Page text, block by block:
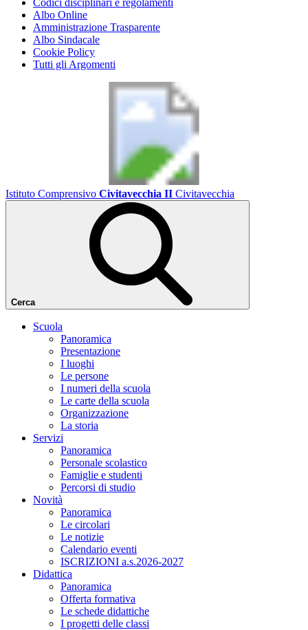
Codici disciplinari e regolamenti
Albo Online
Amministrazione Trasparente
Albo Sindacale
Cookie Policy
Tutti gli Argomenti
Istituto Comprensivo Civitavecchia II Civitavecchia
Cerca
Scuola
Panoramica
Presentazione
I luoghi
Le persone
I numeri della scuola
Le carte della scuola
Organizzazione
La storia
Servizi
Panoramica
Personale scolastico
Famiglie e studenti
Percorsi di studio
Novità
Panoramica
Le circolari
Le notizie
Calendario eventi
ISCRIZIONI a.s.2026-2027
Didattica
Panoramica
Offerta formativa
Le schede didattiche
I progetti delle classi